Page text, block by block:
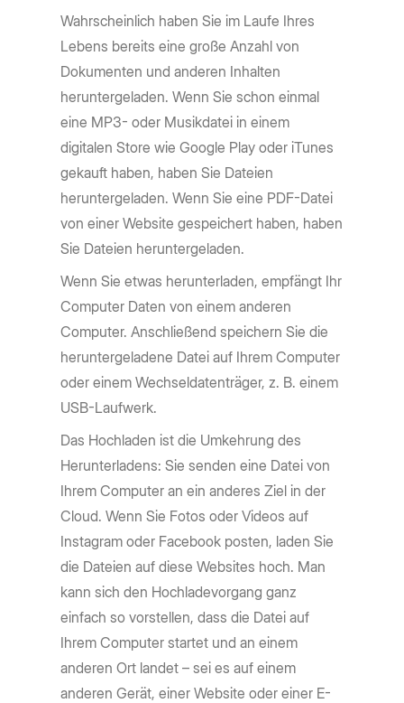
Wahrscheinlich haben Sie im Laufe Ihres
Lebens bereits eine große Anzahl von
Dokumenten und anderen Inhalten
heruntergeladen. Wenn Sie schon einmal
eine MP3- oder Musikdatei in einem
digitalen Store wie Google Play oder iTunes
gekauft haben, haben Sie Dateien
heruntergeladen. Wenn Sie eine PDF-Datei
von einer Website gespeichert haben, haben
Sie Dateien heruntergeladen.
Wenn Sie etwas herunterladen, empfängt Ihr
Computer Daten von einem anderen
Computer. Anschließend speichern Sie die
heruntergeladene Datei auf Ihrem Computer
oder einem Wechseldatenträger, z. B. einem
USB-Laufwerk.
Das Hochladen ist die Umkehrung des
Herunterladens: Sie senden eine Datei von
Ihrem Computer an ein anderes Ziel in der
Cloud. Wenn Sie Fotos oder Videos auf
Instagram oder Facebook posten, laden Sie
die Dateien auf diese Websites hoch. Man
kann sich den Hochladevorgang ganz
einfach so vorstellen, dass die Datei auf
Ihrem Computer startet und an einem
anderen Ort landet – sei es auf einem
anderen Gerät, einer Website oder einer E-